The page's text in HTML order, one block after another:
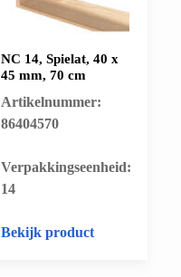
NC 14, Spielat, 40 x
45 mm, 70 cm
Artikelnummer:
86404570
​Verpakkingseenheid:
14
Bekijk product